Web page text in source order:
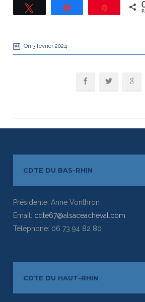
Tweetez Partagez Épingle
On 3 février 2024
CDTE DU BAS-RHIN
Présidente: Anne Vonthron
Email: cdte67@alsaceacheval.com
Téléphone: 06 73 94 82 80
CDTE DU HAUT-RHIN